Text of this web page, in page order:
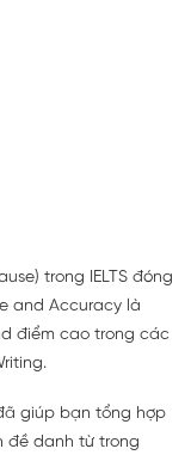
trong IELTS đóng
and Accuracy là
điểm cao trong các
giúp bạn tổng hợp
đề danh từ trong